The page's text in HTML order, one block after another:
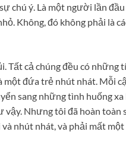
chú ý. Là một người lần đầu
Không, đó không phải là
Tất cả chúng đều có những
một đứa trẻ nhút nhát. Mỗi
sang những tình huống xa
Nhưng tôi đã hoàn toàn
nhút nhát, và phải mất